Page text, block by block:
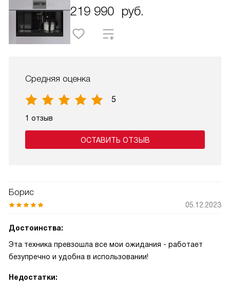
219 990 руб.
Средняя оценка
5
1 отзыв
ОСТАВИТЬ ОТЗЫВ
Борис
05.12.2023
Достоинства:
Эта техника превзошла все мои ожидания - работает
безупречно и удобна в использовании!
Недостатки: